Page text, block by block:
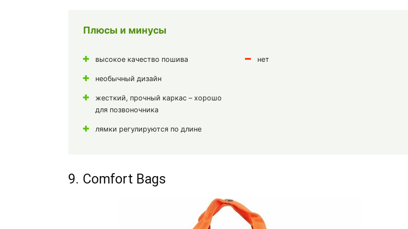
Плюсы и минусы
высокое качество пошива
необычный дизайн
жесткий, прочный каркас – хорошо
для позвоночника
лямки регулируются по длине
нет
9. Comfort Bags